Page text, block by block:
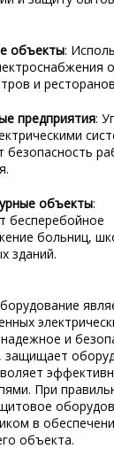
объекты:
и
предприятия:
безопасность
объекты:
бесперебойное
больниц,
зданий.
и
защищает
При
в
объекта.